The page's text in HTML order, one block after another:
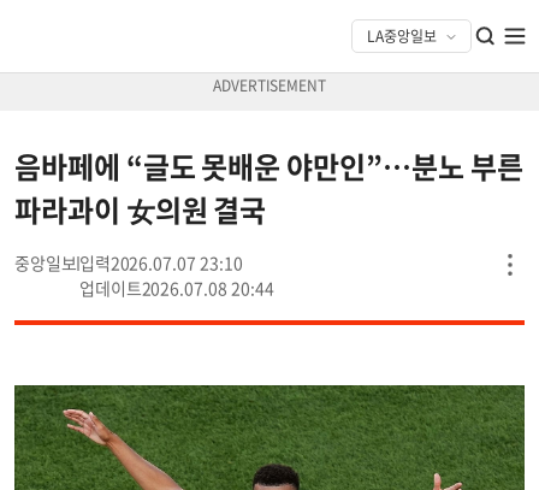
음바페에 “글도 못배운 야만인”…분노 부른
파라과이 女의원 결국
중앙일보
2026.07.07 23:10
2026.07.08 20:44